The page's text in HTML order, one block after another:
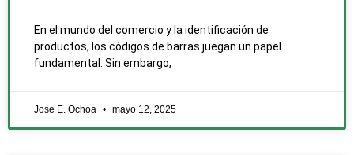
En el mundo del comercio y la identificación de
productos, los códigos de barras juegan un papel
fundamental. Sin embargo,
Jose E. Ochoa mayo 12, 2025